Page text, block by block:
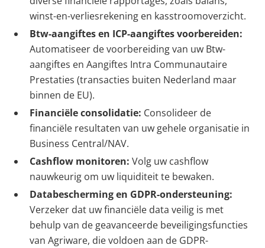
winst-en-verliesrekening en kasstroomoverzicht.
Btw-aangiftes en ICP-aangiftes voorbereiden:
Automatiseer de voorbereiding van uw Btw-
aangiftes en Aangiftes Intra Communautaire
Prestaties (transacties buiten Nederland maar
binnen de EU).
Financiële consolidatie: Consolideer de
financiële resultaten van uw gehele organisatie in
Business Central/NAV.
Cashflow monitoren: Volg uw cashflow
nauwkeurig om uw liquiditeit te bewaken.
Databescherming en GDPR-ondersteuning:
Verzeker dat uw financiële data veilig is met
behulp van de geavanceerde beveiligingsfuncties
van Agriware, die voldoen aan de GDPR-